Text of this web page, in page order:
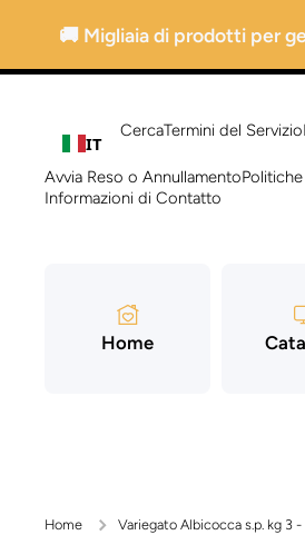
Vai direttamente ai contenuti
🚚 Migliaia di prodotti per
IT
CercaTermini del Servizio
Avvia Reso o Annullamento
Informazioni di Contatto
Home
Home Variegato Albicocca s.p. kg 3